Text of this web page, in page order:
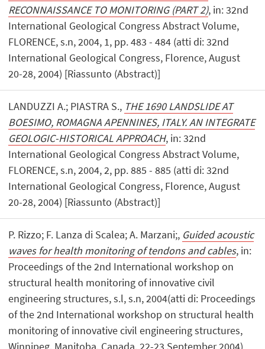
RECONNAISSANCE TO MONITORING (PART 2), in: 32nd
International Geological Congress Abstract Volume,
FLORENCE, s.n, 2004, 1, pp. 483 - 484 (atti di: 32nd
International Geological Congress, Florence, August
20-28, 2004) [Riassunto (Abstract)]
LANDUZZI A.; PIASTRA S., THE 1690 LANDSLIDE AT
BOESIMO, ROMAGNA APENNINES, ITALY. AN INTEGRATE
GEOLOGIC-HISTORICAL APPROACH, in: 32nd
International Geological Congress Abstract Volume,
FLORENCE, s.n, 2004, 2, pp. 885 - 885 (atti di: 32nd
International Geological Congress, Florence, August
20-28, 2004) [Riassunto (Abstract)]
P. Rizzo; F. Lanza di Scalea; A. Marzani;, Guided acoustic
waves for health monitoring of tendons and cables, in:
Proceedings of the 2nd International workshop on
structural health monitoring of innovative civil
engineering structures, s.l, s.n, 2004(atti di: Proceedings
of the 2nd International workshop on structural health
monitoring of innovative civil engineering structures,